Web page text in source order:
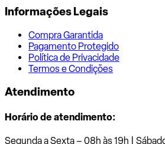
Informações Legais
Compra Garantida
Pagamento Protegido
Política de Privacidade
Termos e Condições
Atendimento
Horário de atendimento:
Segunda a Sexta – 08h às 19h |